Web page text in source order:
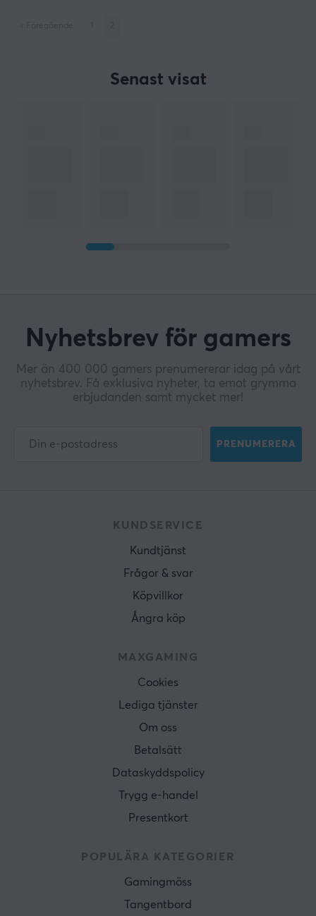
Senast visat
Nyhetsbrev för gamers
Mer än 400 000 gamers prenumererar idag på vårt
nyhetsbrev. Få exklusiva nyheter, ta emot grymma
erbjudanden samt mycket mer!
PRENUMERERA
KUNDSERVICE
Kundtjänst
Frågor & svar
Köpvillkor
Ångra köp
MAXGAMING
Cookies
Lediga tjänster
Om oss
Betalsätt
Dataskyddspolicy
Trygg e-handel
Presentkort
POPULÄRA KATEGORIER
Gamingmöss
Tangentbord